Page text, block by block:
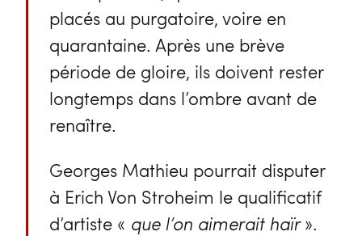
placés au purgatoire, voire en
quarantaine. Après une brève
période de gloire, ils doivent rester
longtemps dans l’ombre avant de
renaître.
Georges Mathieu pourrait disputer
à Erich Von Stroheim le qualificatif
d’artiste « que l’on aimerait haïr».